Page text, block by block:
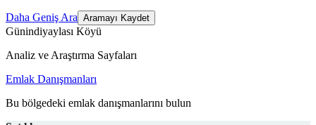
Daha Geniş Ara Aramayı Kaydet
Günindiyaylası Köyü
Analiz ve Araştırma Sayfaları
Emlak Danışmanları
Bu bölgedeki emlak danışmanlarını bulun